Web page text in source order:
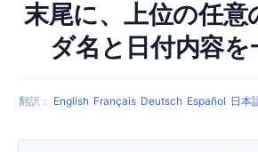
末尾に、上位の任意
ダ名と日付内容を
翻訳 ： English Français Deutsch Español 日本